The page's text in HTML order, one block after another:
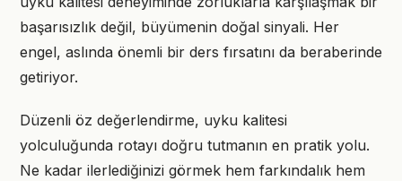
başarısızlık değil, büyümenin doğal sinyali. Her
engel, aslında önemli bir ders fırsatını da beraberinde
getiriyor.
Düzenli öz değerlendirme, uyku kalitesi
yolculuğunda rotayı doğru tutmanın en pratik yolu.
Ne kadar ilerlediğinizi görmek hem farkındalık hem